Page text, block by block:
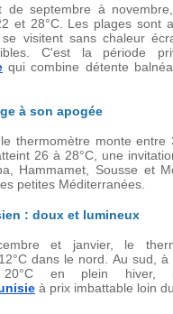
de septembre à
et 28°C. Les plages sont
se visitent sans chaleur
C'est la période
qui combine détente
à son apogée
thermomètre monte entre
26 à 28°C, une
Hammamet, Sousse et
petites Méditerranées.
: doux et lumineux
et janvier, le
dans le nord. Au sud,
20°C en plein hiver,
à prix imbattable loin